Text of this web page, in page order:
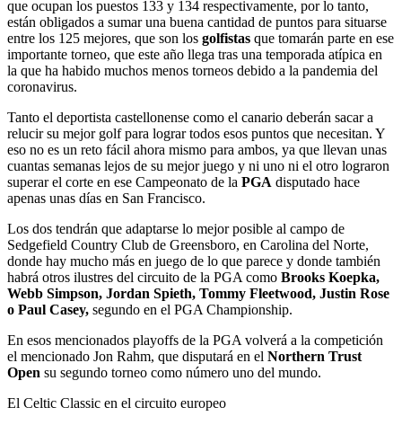
que ocupan los puestos 133 y 134 respectivamente, por lo tanto,
están obligados a sumar una buena cantidad de puntos para situarse
entre los 125 mejores, que son los golfistas que tomarán parte en ese
importante torneo, que este año llega tras una temporada atípica en
la que ha habido muchos menos torneos debido a la pandemia del
coronavirus.
Tanto el deportista castellonense como el canario deberán sacar a
relucir su mejor golf para lograr todos esos puntos que necesitan. Y
eso no es un reto fácil ahora mismo para ambos, ya que llevan unas
cuantas semanas lejos de su mejor juego y ni uno ni el otro lograron
superar el corte en ese Campeonato de la PGA disputado hace
apenas unas días en San Francisco.
Los dos tendrán que adaptarse lo mejor posible al campo de
Sedgefield Country Club de Greensboro, en Carolina del Norte,
donde hay mucho más en juego de lo que parece y donde también
habrá otros ilustres del circuito de la PGA como Brooks Koepka,
Webb Simpson, Jordan Spieth, Tommy Fleetwood, Justin Rose
o Paul Casey, segundo en el PGA Championship.
En esos mencionados playoffs de la PGA volverá a la competición
el mencionado Jon Rahm, que disputará en el Northern Trust
Open su segundo torneo como número uno del mundo.
El Celtic Classic en el circuito europeo